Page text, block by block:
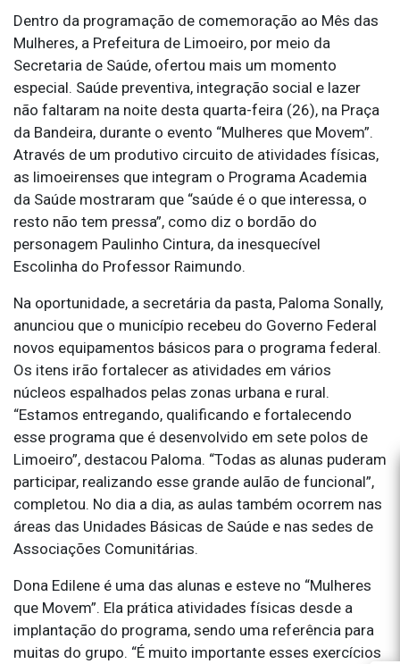
Dentro da programação de comemoração ao Mês das
Mulheres, a Prefeitura de Limoeiro, por meio da
Secretaria de Saúde, ofertou mais um momento
especial. Saúde preventiva, integração social e lazer
não faltaram na noite desta quarta-feira (26), na Praça
da Bandeira, durante o evento “Mulheres que Movem”.
Através de um produtivo circuito de atividades físicas,
as limoeirenses que integram o Programa Academia
da Saúde mostraram que “saúde é o que interessa, o
resto não tem pressa”, como diz o bordão do
personagem Paulinho Cintura, da inesquecível
Escolinha do Professor Raimundo.
Na oportunidade, a secretária da pasta, Paloma Sonally,
anunciou que o município recebeu do Governo Federal
novos equipamentos básicos para o programa federal.
Os itens irão fortalecer as atividades em vários
núcleos espalhados pelas zonas urbana e rural.
“Estamos entregando, qualificando e fortalecendo
esse programa que é desenvolvido em sete polos de
Limoeiro”, destacou Paloma. “Todas as alunas puderam
participar, realizando esse grande aulão de funcional”,
completou. No dia a dia, as aulas também ocorrem nas
áreas das Unidades Básicas de Saúde e nas sedes de
Associações Comunitárias.
Dona Edilene é uma das alunas e esteve no “Mulheres
que Movem”. Ela prática atividades físicas desde a
implantação do programa, sendo uma referência para
muitas do grupo. “É muito importante esses exercícios